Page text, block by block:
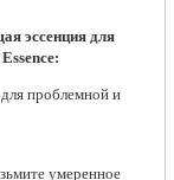
эссенция для
проблемной и
умеренное